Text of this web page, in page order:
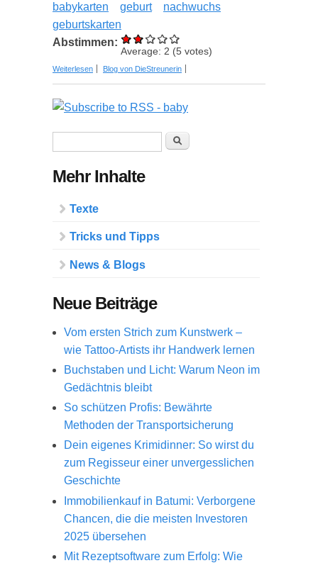
babykarten
geburt
nachwuchs
geburtskarten
Abstimmen:
Average: 2 (5 votes)
Weiterlesen über Nach der Geburt Ihres Babys Danke sagen
Blog von DieStreunerin
Suche
Mehr Inhalte
Texte
Tricks und Tipps
News & Blogs
Neue Beiträge
Vom ersten Strich zum Kunstwerk –
wie Tattoo-Artists ihr Handwerk lernen
Buchstaben und Licht: Warum Neon im
Gedächtnis bleibt
So schützen Profis: Bewährte
Methoden der Transportsicherung
Dein eigenes Krimidinner: So wirst du
zum Regisseur einer unvergesslichen
Geschichte
Immobilienkauf in Batumi: Verborgene
Chancen, die die meisten Investoren
2025 übersehen
Mit Rezeptsoftware zum Erfolg: Wie